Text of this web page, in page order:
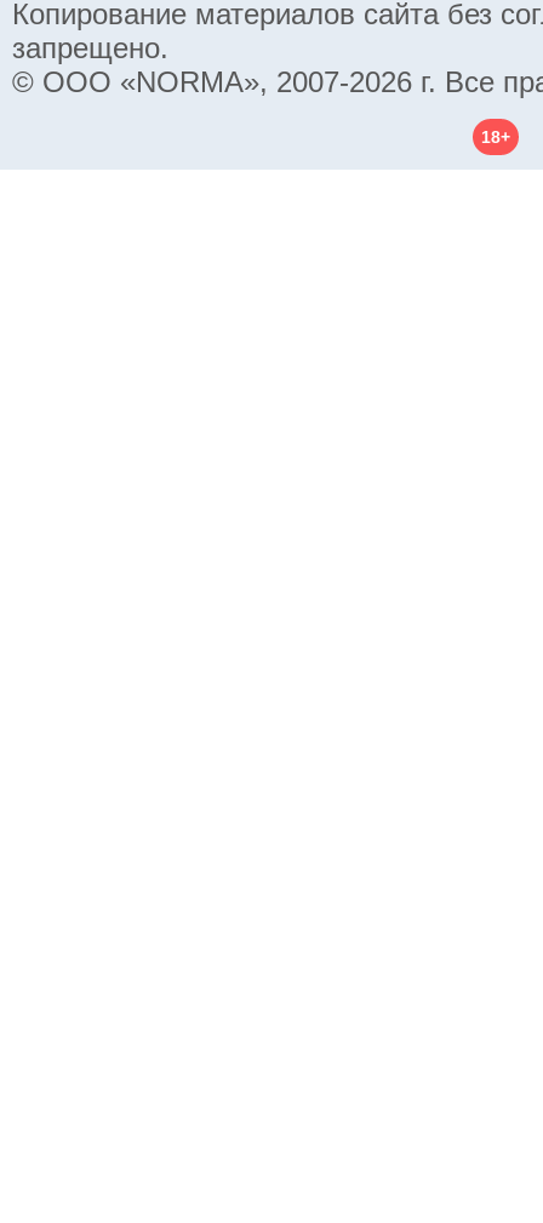
Копирование материалов сайта без
запрещено.
© ООО «NORMA», 2007-2026 г. Все
18+